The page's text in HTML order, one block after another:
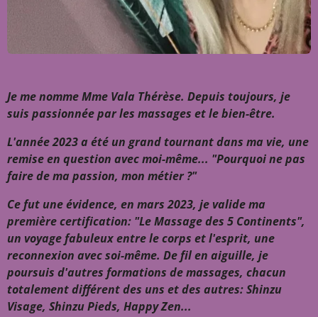
Je me nomme Mme Vala Thérèse. Depuis toujours, je
suis passionnée par les massages et le bien-être.
L'année 2023 a été un grand tournant dans ma vie, une
remise en question avec moi-même... "Pourquoi ne pas
faire de ma passion, mon métier ?"
Ce fut une évidence, en mars 2023, je valide ma
première certification: "Le Massage des 5 Continents",
un voyage fabuleux entre le corps et l'esprit, une
reconnexion avec soi-même. De fil en aiguille, je
poursuis d'autres formations de massages, chacun
totalement différent des uns et des autres: Shinzu
Visage, Shinzu Pieds, Happy Zen...